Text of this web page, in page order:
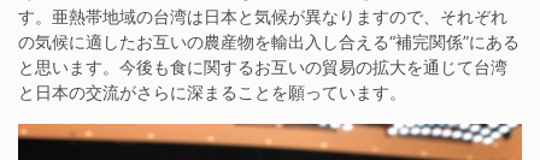
す。亜熱帯地域の台湾は日本と気候が異なりますので、それぞれ
の気候に適したお互いの農産物を輸出入し合える“補完関係”にある
と思います。今後も食に関するお互いの貿易の拡大を通じて台湾
と日本の交流がさらに深まることを願っています。